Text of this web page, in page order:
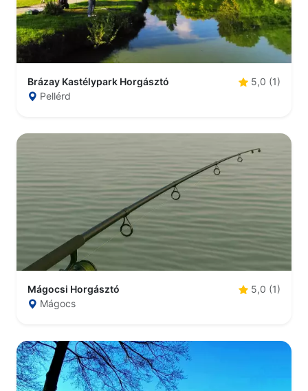
Brázay Kastélypark Horgásztó
5,0 (1)
Pellérd
Mágocsi Horgásztó
5,0 (1)
Mágocs